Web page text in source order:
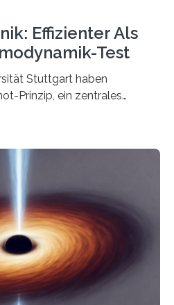
Effizienter Als
Test
Stuttgart haben
Prinzip, ein zentrales
gilt, deren physikalische
Das
Advances veröffentlichte
sciadv.adw8462)
Dampfturbinen sind
wandeln thermische
um – oder anders
In